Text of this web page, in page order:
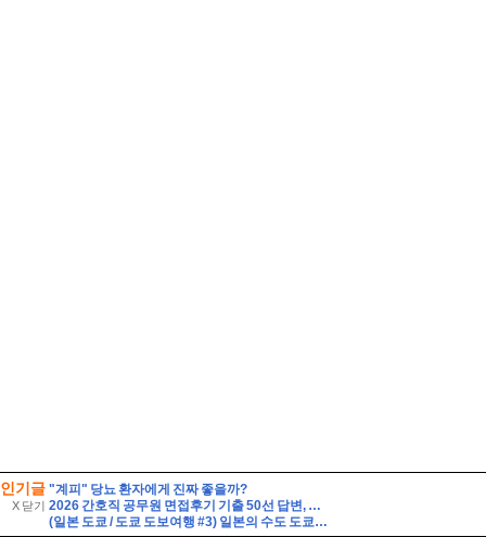
인기글
X 닫기
"계피" 당뇨 환자에게 진짜 좋을까?
2026 간호직 공무원 면접후기 기출 50선 답변, 실제 면접 8인의 후기 - 해피썸
(일본 도쿄 / 도쿄 도보여행 #3) 일본의 수도 도쿄의 도심 곳곳을 뚜벅뚜벅. 잘 알려지지 않은 도쿄의 숨겨진 명소까지